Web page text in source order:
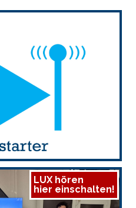
LUX hören
hier einschalten!